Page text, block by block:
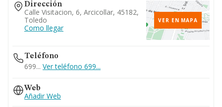
Dirección
Calle Visitacion, 6, Arcicollar, 45182,
Toledo
Como llegar
VER EN MAPA
Teléfono
699... Ver teléfono 699...
Web
Añadir Web